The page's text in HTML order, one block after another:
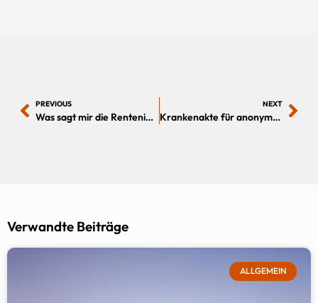
PREVIOUS
Was sagt mir die Renteninformation?
NEXT
Krankenakte für anonyme Voranfragen BU und PKV
Verwandte Beiträge
ALLGEMEIN